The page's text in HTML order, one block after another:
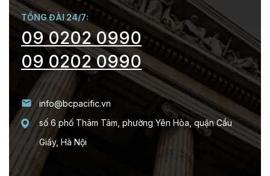
TỔNG ĐÀI 24/7:
09 0202 0990
09 0202 0990
info@bcpacific.vn
số 6 phố Thâm Tâm, phường Yên Hòa, quận Cầu
Giấy, Hà Nội